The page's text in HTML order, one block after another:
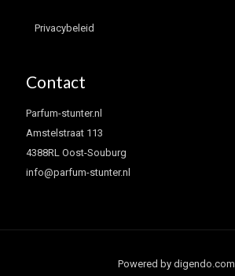
Privacybeleid
Contact
Parfum-stunter.nl
Amstelstraat 113
4388RL Oost-Souburg
info@parfum-stunter.nl
Powered by digendo.com